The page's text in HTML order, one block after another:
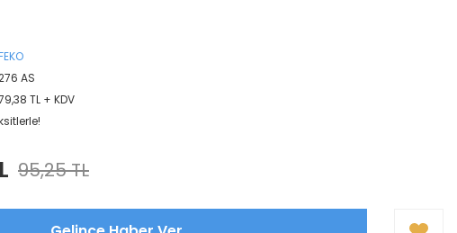
AS
TL + KDV
95,25 TL